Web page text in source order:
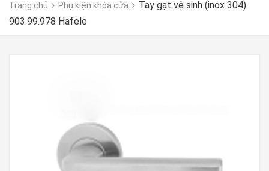
Trang chủ Phụ kiện khóa cửa
Tay gạt vệ sinh (inox 304)
903.99.978 Hafele